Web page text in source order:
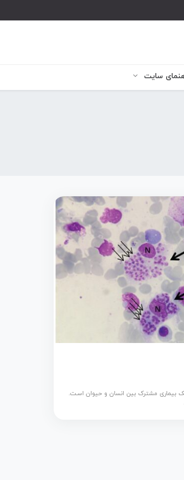
سایت
بیماری مشترک بین انسان و حیوان اسـت.